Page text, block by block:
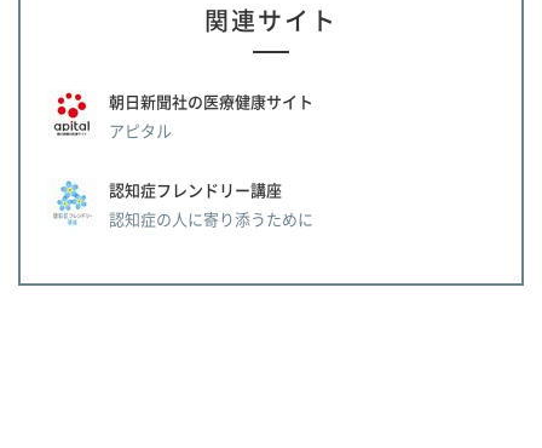
関連サイト
朝日新聞社の医療健康サイト
アピタル
認知症フレンドリー講座
認知症の人に寄り添うために